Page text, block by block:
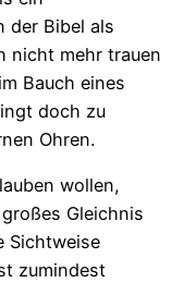
der Bibel als
nicht mehr trauen
Bauch eines
doch zu
Ohren.
wollen,
Gleichnis
Sichtweise
zumindest